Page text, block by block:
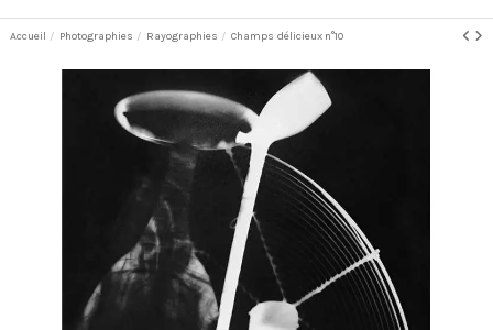
Accueil Photographies Rayographies Champs délicieux n°10